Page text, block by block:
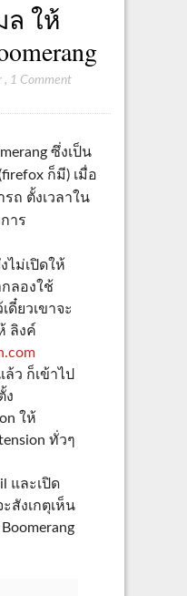
ล ให้
, 1 Comment
ซึ่งเป็น
ก็มี) เมื่อ
ถ ตั้งเวลาใน
าร
ไม่เปิดให้
ลองใช้
ดี๋ยวเขาจะ
ลิงค์
ล้ว ก็เข้าไป
ง
ให้
ทั่วๆ
และเปิด
สังเกตุเห็น